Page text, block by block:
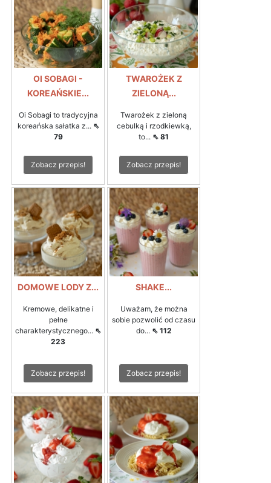
OI SOBAGI -
KOREAŃSKIE...
Oi Sobagi to tradycyjna
koreańska sałatka z... ⇖
79
Zobacz przepis!
TWAROŻEK Z
ZIELONĄ...
Twarożek z zieloną
cebulką i rzodkiewką,
to... ⇖ 81
Zobacz przepis!
DOMOWE LODY Z...
Kremowe, delikatne i
pełne
charakterystycznego... ⇖
223
Zobacz przepis!
SHAKE...
Uważam, że można
sobie pozwolić od czasu
do... ⇖ 112
Zobacz przepis!